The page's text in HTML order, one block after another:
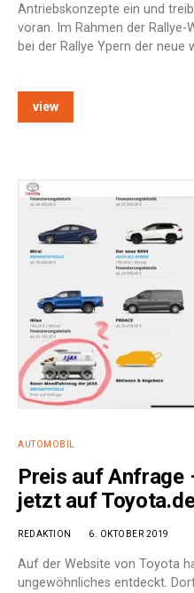
Antriebskonzepte ein und
voran. Im Rahmen der
bei der Rallye Ypern der
view
AUTOMOBIL
Preis auf Anfrage
jetzt auf
REDAKTION 6. OKTOBER 2019
Auf der Website von Toyota
ungewöhnliches entdeckt.